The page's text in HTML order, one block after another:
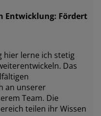
Entwicklung: Fördert
hier lerne ich stetig
Das
an unserer
Team. Die
teilen ihr Wissen